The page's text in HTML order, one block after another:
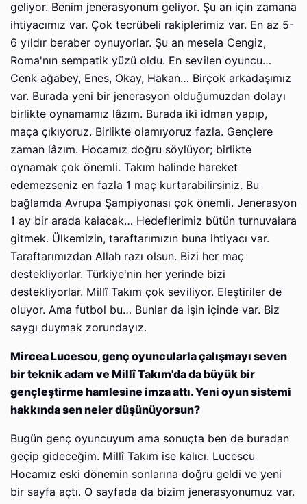
geliyor. Benim jenerasyonum geliyor. Şu an için zamana
ihtiyacımız var. Çok tecrübeli rakiplerimiz var. En az 5-
6 yıldır beraber oynuyorlar. Şu an mesela Cengiz,
Roma'nın sempatik yüzü oldu. En sevilen oyuncu…
Cenk ağabey, Enes, Okay, Hakan… Birçok arkadaşımız
var. Burada yeni bir jenerasyon olduğumuzdan dolayı
birlikte oynamamız lâzım. Burada iki idman yapıp,
maça çıkıyoruz. Birlikte olamıyoruz fazla. Gençlere
zaman lâzım. Hocamız doğru söylüyor; birlikte
oynamak çok önemli. Takım halinde hareket
edemezseniz en fazla 1 maç kurtarabilirsiniz. Bu
bağlamda Avrupa Şampiyonası çok önemli. Jenerasyon
1 ay bir arada kalacak… Hedeflerimiz bütün turnuvalara
gitmek. Ülkemizin, taraftarımızın buna ihtiyacı var.
Taraftarımızdan Allah razı olsun. Bizi her maç
destekliyorlar. Türkiye'nin her yerinde bizi
destekliyorlar. Millî Takım çok seviliyor. Eleştiriler de
oluyor. Ama futbol bu… Bunlar da işin içinde var. Biz
saygı duymak zorundayız.
Mircea Lucescu, genç oyuncularla çalışmayı seven
bir teknik adam ve Millî Takım'da da büyük bir
gençleştirme hamlesine imza attı. Yeni oyun sistemi
hakkında sen neler düşünüyorsun?
Bugün genç oyuncuyum ama sonuçta ben de buradan
geçip gideceğim. Millî Takım ise kalıcı. Lucescu
Hocamız eski dönemin sonlarına doğru geldi ve yeni
bir sayfa açtı. O sayfada da bizim jenerasyonumuz var.